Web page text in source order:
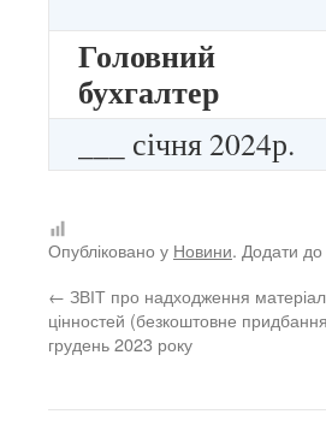
Головний
бухгалтер
___ січня 2024р.
Опубліковано у Новини. Додати до
← ЗВІТ про надходження
цінностей (безкоштовне
грудень 2023 року